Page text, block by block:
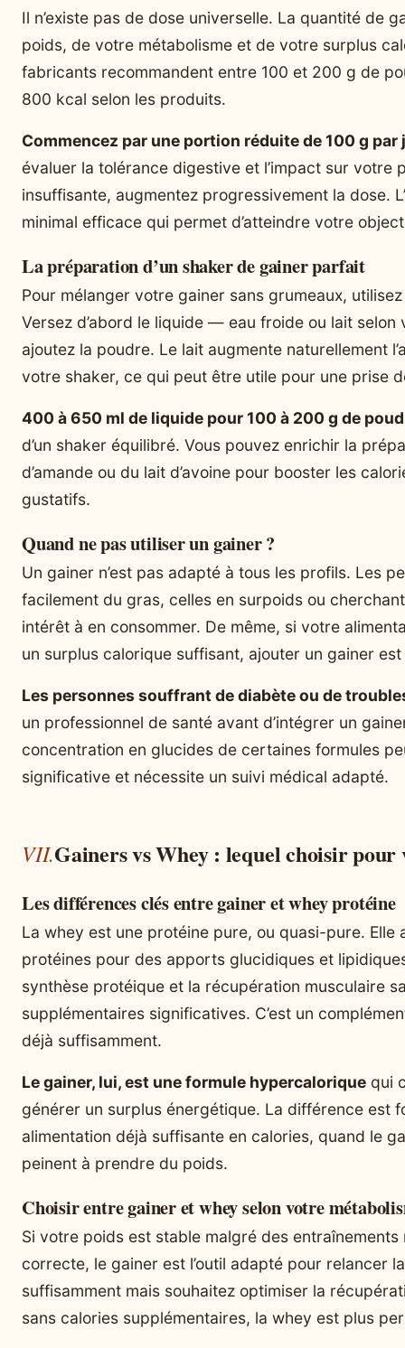
Il n’existe pas de dose universelle. La quantité de
poids, de votre métabolisme et de votre surplus
fabricants recommandent entre 100 et 200 g de
800 kcal selon les produits.
Commencez par une portion réduite de 100 g par
évaluer la tolérance digestive et l’impact sur votre
insuffisante, augmentez progressivement la dose.
minimal efficace qui permet d’atteindre votre
La préparation d’un shaker de gainer parfait
Pour mélanger votre gainer sans grumeaux,
Versez d’abord le liquide — eau froide ou lait
ajoutez la poudre. Le lait augmente naturellement
votre shaker, ce qui peut être utile pour une prise
400 à 650 ml de liquide pour 100 à 200 g de
d’un shaker équilibré. Vous pouvez enrichir la
d’amande ou du lait d’avoine pour booster les
gustatifs.
Quand ne pas utiliser un gainer ?
Un gainer n’est pas adapté à tous les profils. Les
facilement du gras, celles en surpoids ou
intérêt à en consommer. De même, si votre
un surplus calorique suffisant, ajouter un gainer
Les personnes souffrant de diabète ou de
un professionnel de santé avant d’intégrer un
concentration en glucides de certaines formules
significative et nécessite un suivi médical adapté.
Gainers vs Whey : lequel choisir pour
Les différences clés entre gainer et whey protéine
La whey est une protéine pure, ou quasi-pure.
protéines pour des apports glucidiques et
synthèse protéique et la récupération musculaire
supplémentaires significatives. C’est un
déjà suffisamment.
Le gainer, lui, est une formule hypercalorique qui
générer un surplus énergétique. La différence est
alimentation déjà suffisante en calories, quand le
peinent à prendre du poids.
Choisir entre gainer et whey selon votre
Si votre poids est stable malgré des
correcte, le gainer est l’outil adapté pour relancer
suffisamment mais souhaitez optimiser la
sans calories supplémentaires, la whey est plus